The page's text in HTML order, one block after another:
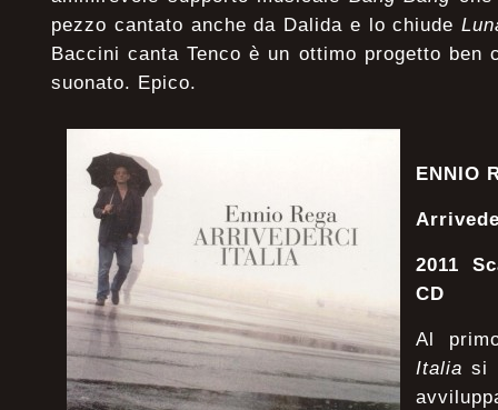
pezzo cantato anche da Dalida e lo chiude
Baccini canta Tenco è un ottimo progetto ben
suonato. Epico.
ENNIO
2011
CD
Al
Italia si